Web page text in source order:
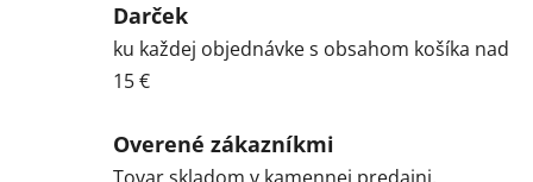
Darček
ku každej objednávke s obsahom košíka nad
15 €
Overené zákazníkmi